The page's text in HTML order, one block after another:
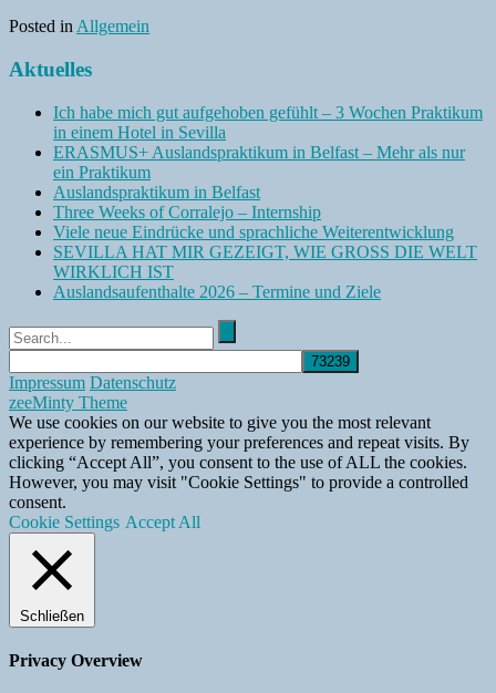
Posted in Allgemein
Aktuelles
Ich habe mich gut aufgehoben gefühlt – 3 Wochen Praktikum
in einem Hotel in Sevilla
ERASMUS+ Auslandspraktikum in Belfast – Mehr als nur
ein Praktikum
Auslandspraktikum in Belfast
Three Weeks of Corralejo – Internship
Viele neue Eindrücke und sprachliche Weiterentwicklung
SEVILLA HAT MIR GEZEIGT, WIE GROSS DIE WELT
WIRKLICH IST
Auslandsaufenthalte 2026 – Termine und Ziele
Impressum Datenschutz
zeeMinty Theme
We use cookies on our website to give you the most relevant
experience by remembering your preferences and repeat visits. By
clicking “Accept All”, you consent to the use of ALL the cookies.
However, you may visit "Cookie Settings" to provide a controlled
consent.
Cookie Settings Accept All
Schließen
Privacy Overview